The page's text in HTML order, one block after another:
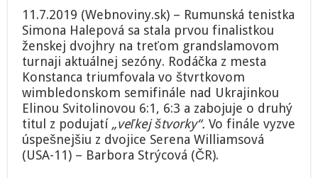
Svitolinovou
a
po
prvý
raz
v
kariére
si
zahrá
vo
finále
Wimbledonu
11.7.2019 (Webnoviny.sk) – Rumunská tenistka
Simona Halepová sa stala prvou finalistkou
ženskej dvojhry na treťom grandslamovom
turnaji aktuálnej sezóny. Rodáčka z mesta
Konstanca triumfovala vo štvrtkovom
wimbledonskom semifinále nad Ukrajinkou
Elinou Svitolinovou 6:1, 6:3 a zabojuje o druhý
titul z podujatí „veľkej štvorky“. Vo finále vyzve
úspešnejšiu z dvojice Serena Williamsová
(USA-11) – Barbora Strýcová (ČR).